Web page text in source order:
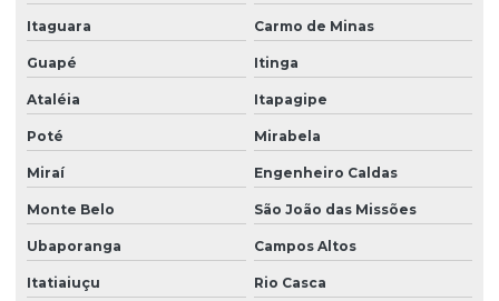
Itaguara Carmo de Minas
Guapé Itinga
Ataléia Itapagipe
Poté Mirabela
Miraí Engenheiro Caldas
Monte Belo São João das Missões
Ubaporanga Campos Altos
Itatiaiuçu Rio Casca